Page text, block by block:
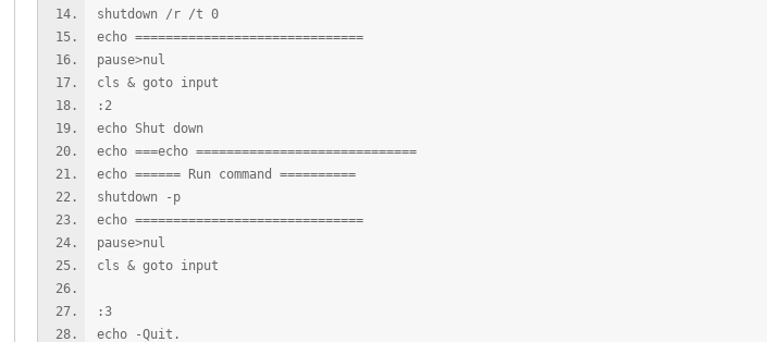
shutdown /r /t 0
echo ==============================
pause>nul
cls & goto input
:2
echo Shut down
echo ===echo =============================
echo ====== Run command ==========
shutdown -p
echo ==============================
pause>nul
cls & goto input
:3
echo -Quit.